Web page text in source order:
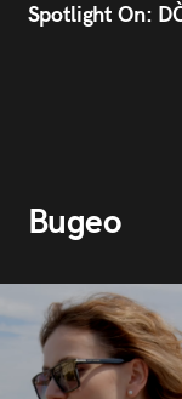
Spotlight On:
Видео